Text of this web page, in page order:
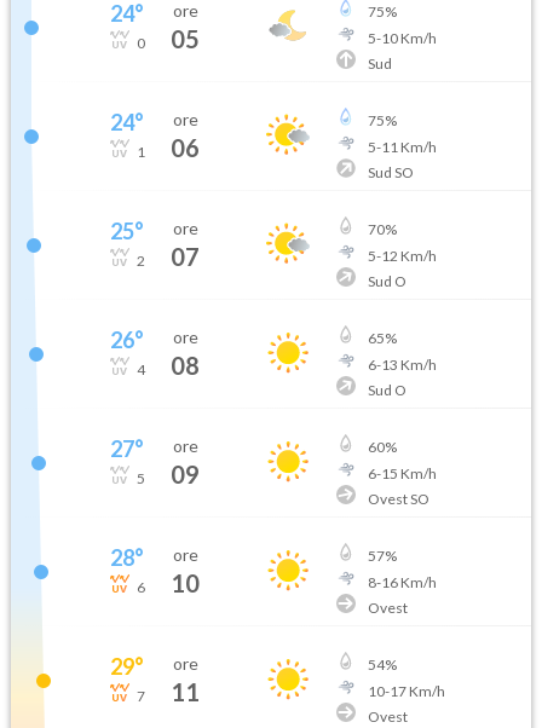
24°
0
ore
05
75%
5-10Km/h
Sud
24°
1
ore
06
75%
5-11 Km/h
Sud SO
25°
2
ore
07
70%
5-12 Km/h
Sud O
26°
4
ore
08
65%
6-13 Km/h
Sud O
27°
5
ore
09
60%
6-15 Km/h
Ovest SO
28°
6
ore
10
57%
8-16Km/h
Ovest
29°
7
ore
11
54%
10-17Km/h
Ovest